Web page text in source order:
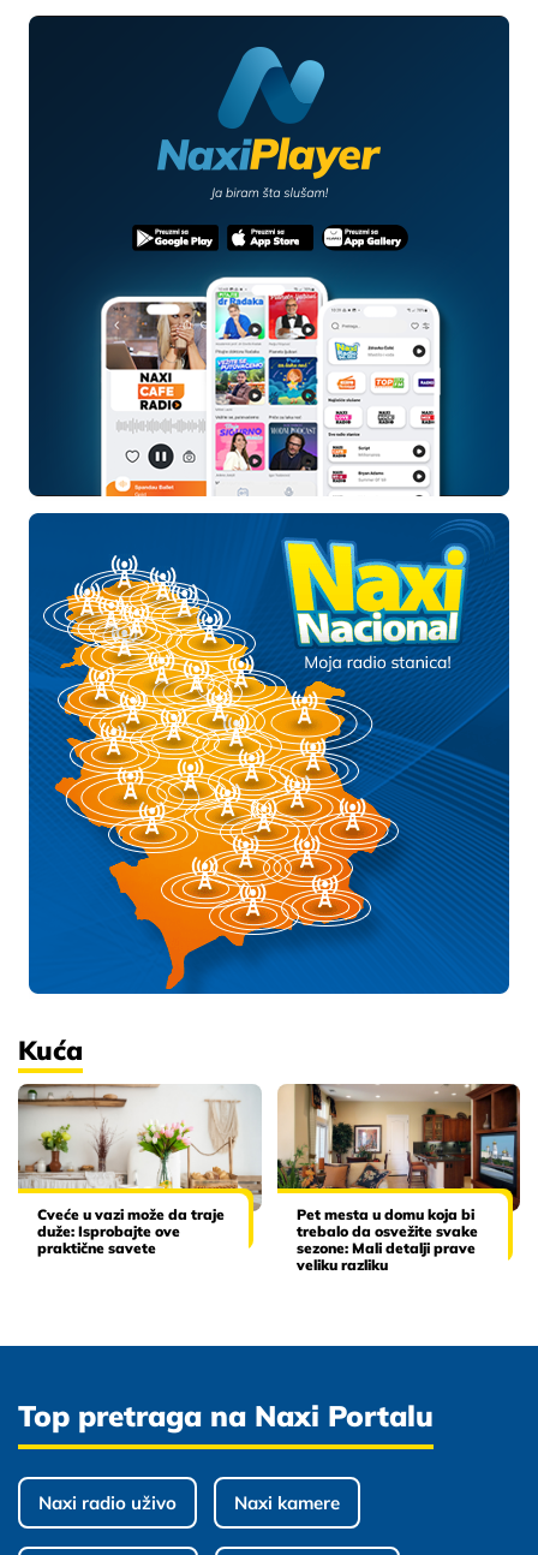
Kuća
Cveće u vazi može da traje
duže: Isprobajte ove
praktične savete
Pet mesta u domu koja bi
trebalo da osvežite svake
sezone: Mali detalji prave
veliku razliku
Top pretraga na Naxi Portalu
Naxi radio uživo Naxi kamere